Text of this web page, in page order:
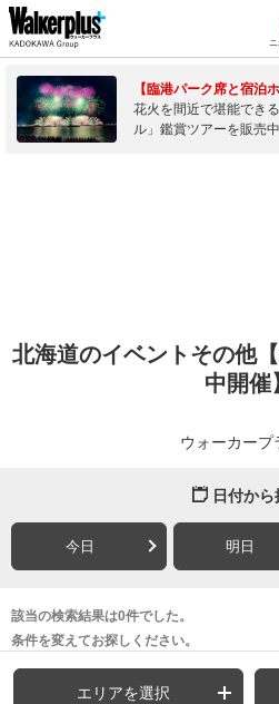
ニ
【臨港パーク席と宿泊
花火を間近で堪能でき
ル」鑑賞ツアーを販売中
北海道のイベントその他
中開催
ウォーカープ
日付から
今日 明日
該当の検索結果は0件でした。
条件を変えてお探しください。
エリアを選択